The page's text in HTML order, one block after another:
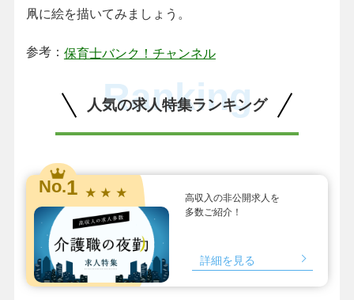
凧に絵を描いてみましょう。
参考： 保育士バンク！チャンネル
人気の求人特集ランキング
Ranking
No.1 ★ ★ ★
高収入の非公開求人を
多数ご紹介！
詳細を見る